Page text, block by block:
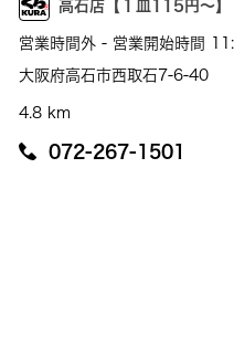
高石店【１皿115円～】
営業時間外 - 営業開始時間
大阪府高石市西取石7-6-40
4.8 km
072-267-1501